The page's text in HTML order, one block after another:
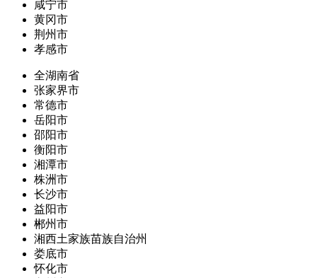
咸宁市
黄冈市
荆州市
孝感市
全湖南省
张家界市
常德市
岳阳市
邵阳市
衡阳市
湘潭市
株洲市
长沙市
益阳市
郴州市
湘西土家族苗族自治州
娄底市
怀化市